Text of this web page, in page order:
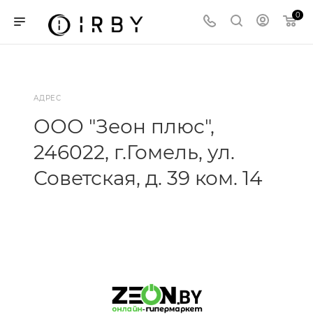
0
АДРЕС
ООО "Зеон плюс",
246022, г.Гомель, ул.
Советская, д. 39 ком. 14